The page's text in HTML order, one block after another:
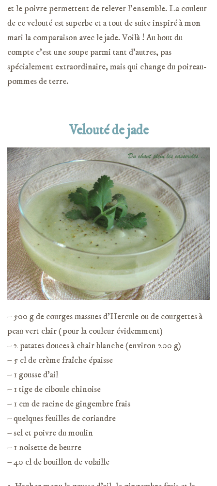
et le poivre permettent de relever l’ensemble. La couleur
de ce velouté est superbe et a tout de suite inspiré à mon
mari la comparaison avec le jade. Voilà ! Au bout du
compte c’est une soupe parmi tant d’autres, pas
spécialement extraordinaire, mais qui change du poireau-
pommes de terre.
Velouté de jade
– 500 g de courges massues d’Hercule ou de courgettes à
peau vert clair (pour la couleur évidemment)
– 2 patates douces à chair blanche (environ 200 g)
– 5 cl de crème fraîche épaisse
– 1 gousse d’ail
– 1 tige de ciboule chinoise
– 1 cm de racine de gingembre frais
– quelques feuilles de coriandre
– sel et poivre du moulin
– 1 noisette de beurre
– 40 cl de bouillon de volaille